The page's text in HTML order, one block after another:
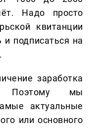
Надо просто
квитанции
и подписаться на
заработка
Поэтому мы
актуальные
или основного